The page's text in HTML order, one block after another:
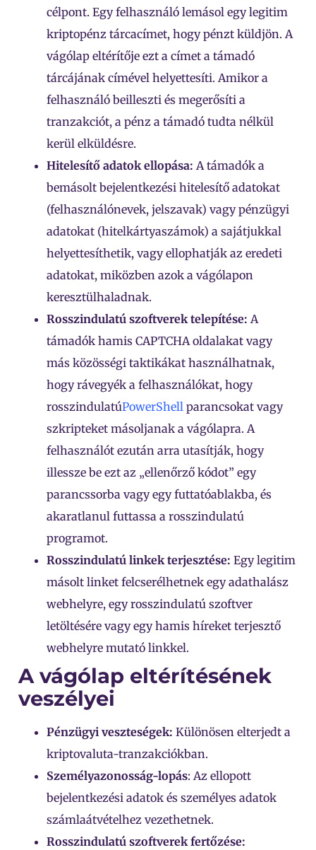
célpont. Egy felhasználó lemásol egy legitim
kriptopénz tárcacímet, hogy pénzt küldjön. A
vágólap eltérítője ezt a címet a támadó
tárcájának címével helyettesíti. Amikor a
felhasználó beilleszti és megerősíti a
tranzakciót, a pénz a támadó tudta nélkül
kerül elküldésre.
Hitelesítő adatok ellopása: A támadók a
bemásolt bejelentkezési hitelesítő adatokat
(felhasználónevek, jelszavak) vagy pénzügyi
adatokat (hitelkártyaszámok) a sajátjukkal
helyettesíthetik, vagy ellophatják az eredeti
adatokat, miközben azok a vágólapon
keresztülhaladnak.
Rosszindulatú szoftverek telepítése: A
támadók hamis CAPTCHA oldalakat vagy
más közösségi taktikákat használhatnak,
hogy rávegyék a felhasználókat, hogy
rosszindulatúPowerShell parancsokat vagy
szkripteket másoljanak a vágólapra. A
felhasználót ezután arra utasítják, hogy
illessze be ezt az „ellenőrző kódot” egy
parancssorba vagy egy futtatóablakba, és
akaratlanul futtassa a rosszindulatú
programot.
Rosszindulatú linkek terjesztése: Egy legitim
másolt linket felcserélhetnek egy adathalász
webhelyre, egy rosszindulatú szoftver
letöltésére vagy egy hamis híreket terjesztő
webhelyre mutató linkkel.
A vágólap eltérítésének
veszélyei
Pénzügyi veszteségek: Különösen elterjedt a
kriptovaluta-tranzakciókban.
Személyazonosság-lopás: Az ellopott
bejelentkezési adatok és személyes adatok
számlaátvételhez vezethetnek.
Rosszindulatú szoftverek fertőzése: